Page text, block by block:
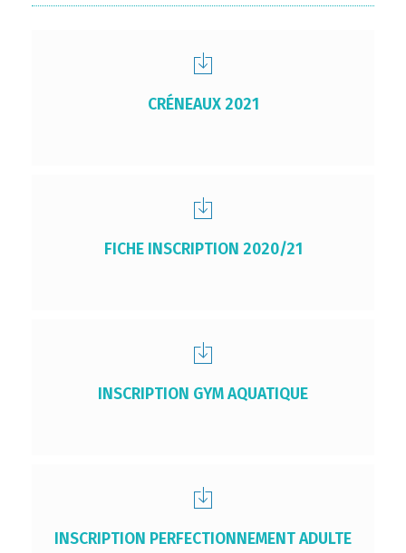
CRÉNEAUX 2021
FICHE INSCRIPTION 2020/21
INSCRIPTION GYM AQUATIQUE
INSCRIPTION PERFECTIONNEMENT ADULTE